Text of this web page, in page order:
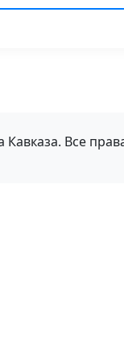
Кавказа. Все